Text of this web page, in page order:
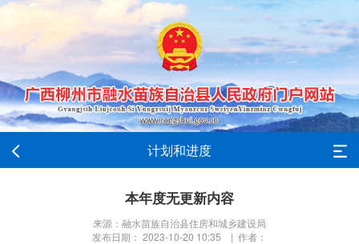
计划和进度
本年度无更新内容
来源：融水苗族自治县住房和城乡建设局
发布日期： 2023-10-20 10:35 | 作者：